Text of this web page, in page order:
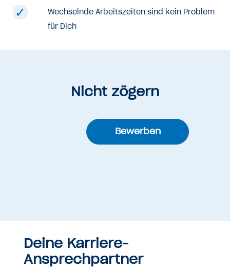
Wechselnde Arbeitszeiten sind kein Problem
für Dich
Nicht zögern
Bewerben
Deine Karriere-
Ansprechpartner